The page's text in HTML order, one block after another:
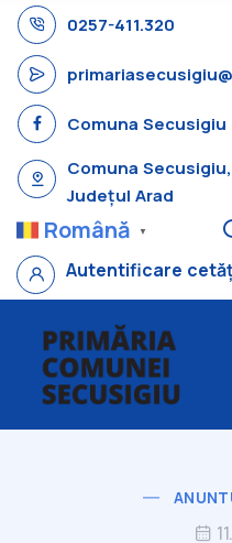
0257-411.320
Comuna Secusigiu
Comuna
Județul Arad
Română ▼
Autentificare